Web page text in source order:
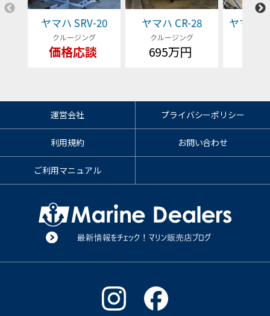
ヤマハ SRV-20
クルージング
価格応談
ヤマハ CR-28
クルージング
695万円
ヤマハ
運営会社 プライバシーポリシー
利用規約 お問い合わせ
ご利用マニュアル